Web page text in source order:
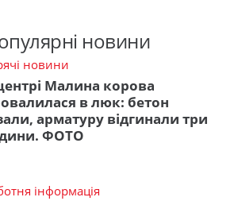
новини
новини
Малина корова
в люк: бетон
арматуру відгинали три
ФОТО
інформація